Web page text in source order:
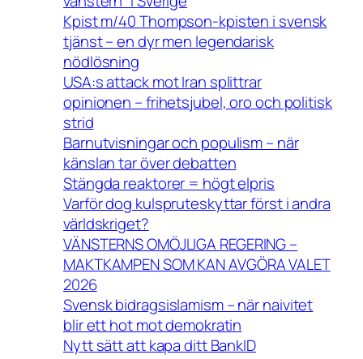
Kpist m/40 Thompson-kpisten i svensk
tjänst – en dyr men legendarisk
nödlösning
USA:s attack mot Iran splittrar
opinionen – frihetsjubel, oro och politisk
strid
Barnutvisningar och populism – när
känslan tar över debatten
Stängda reaktorer = högt elpris
Varför dog kulspruteskyttar först i andra
världskriget?
VÄNSTERNS OMÖJLIGA REGERING –
MAKTKAMPEN SOM KAN AVGÖRA VALET
2026
Svensk bidragsislamism – när naivitet
blir ett hot mot demokratin
Nytt sätt att kapa ditt BankID